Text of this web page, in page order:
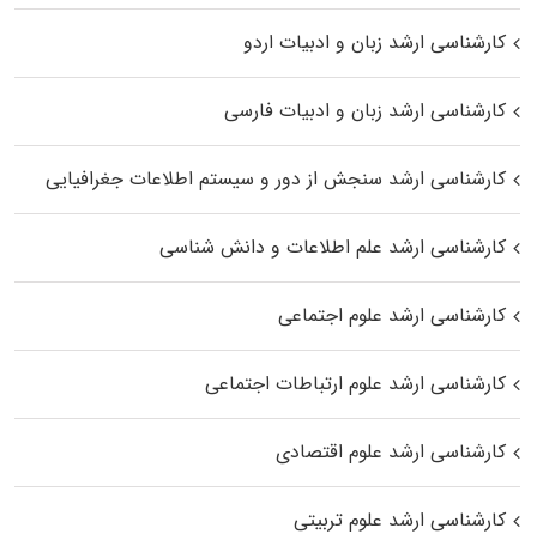
کارشناسی ارشد زبان و ادبیات اردو
کارشناسی ارشد زبان و ادبیات فارسی
کارشناسی ارشد سنجش از دور و سیستم اطلاعات جغرافیایی
کارشناسی ارشد علم اطلاعات و دانش شناسی
کارشناسی ارشد علوم اجتماعی
کارشناسی ارشد علوم ارتباطات اجتماعی
کارشناسی ارشد علوم اقتصادی
کارشناسی ارشد علوم تربیتی